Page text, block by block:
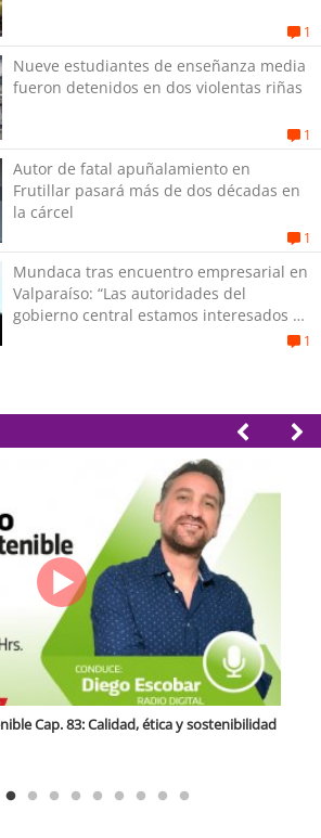
1
Nueve estudiantes de enseñanza media
fueron detenidos en dos violentas riñas
1
Autor de fatal apuñalamiento en
Frutillar pasará más de dos décadas en
la cárcel
1
Mundaca tras encuentro empresarial en
Valparaíso: “Las autoridades del
gobierno central estamos interesados en
1